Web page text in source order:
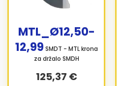
MTL_Ø12,50-
12,99 SMDT - MTL krona
za držalo SMDH
125,37 €